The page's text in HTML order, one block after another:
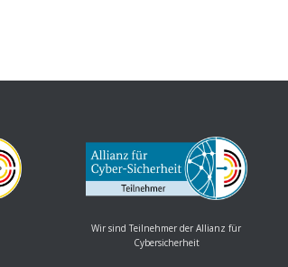
Wir sind Teilnehmer der Allianz für
Cybersicherheit